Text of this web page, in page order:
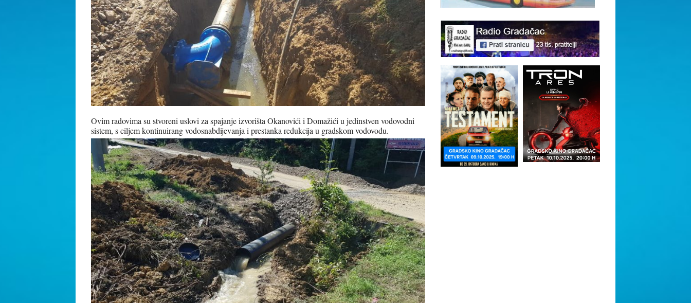
Ovim radovima su stvoreni uslovi za spajanje izvorišta Okanovići i Domažići u jedinstven vodovodni
sistem, s ciljem kontinuirang vodosnabdijevanja i prestanka redukcija u gradskom vodovodu.